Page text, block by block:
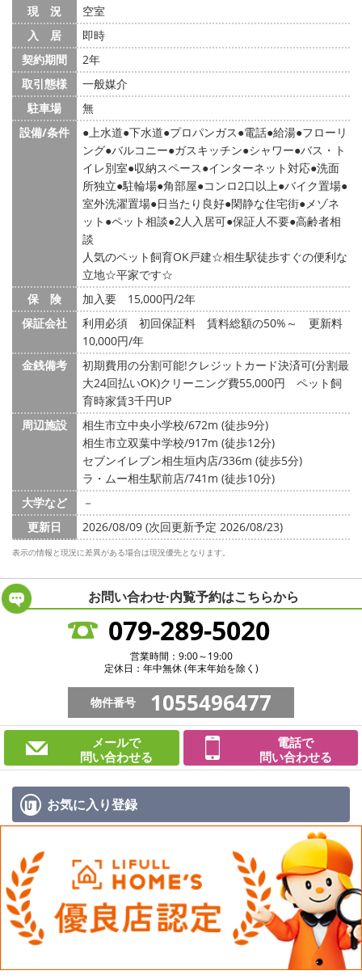
現 況
空室
入 居
即時
契約期間
2年
取引態様
一般媒介
駐車場
無
設備/条件
上水道 下水道 プロパンガス 電話 給湯 フローリ
ング バルコニー ガスキッチン シャワー バス・ト
イレ別室 収納スペース インターネット対応 洗面
所独立 駐輪場 角部屋 コンロ2口以上 バイク置場
室外洗濯置場 日当たり良好 閑静な住宅街 メゾネ
ット ペット相談 2人入居可 保証人不要 高齢者相
談
人気のペット飼育OK戸建☆相生駅徒歩すぐの便利な
立地☆平家です☆
保 険
加入要 15,000円/2年
保証会社
利用必須 初回保証料 賃料総額の50%～ 更新料
10,000円/年
金銭備考
初期費用の分割可能!クレジットカード決済可(分割最
大24回払いOK)クリーニング費55,000円 ペット飼
育時家賃3千円UP
周辺施設
相生市立中央小学校/672m (徒歩9分)
相生市立双葉中学校/917m (徒歩12分)
セブンイレブン相生垣内店/336m (徒歩5分)
ラ・ムー相生駅前店/741m (徒歩10分)
大学など
－
更新日
2026/08/09 (次回更新予定 2026/08/23)
表示の情報と現況に差異がある場合は現況優先となります。
お問い合わせ·内覧予約はこちらから
079-289-5020
営業時間：9:00～19:00
定休日：年中無休 (年末年始を除く)
物件番号 1055496477
メールで
問い合わせる
電話で
問い合わせる
お気に入り登録